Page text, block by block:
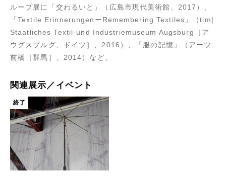
ループ展に「交わるいと」（広島市現代美術館、2017）、
「Textile ErinnerungenーRemembering Textiles」（tim|
Staatliches Textil-und Industriemuseum Augsburg［ア
ウグスブルグ、ドイツ］、2016）、「服の記憶」（アーツ
前橋［群馬］、2014）など。
関連展示／イベント
終了